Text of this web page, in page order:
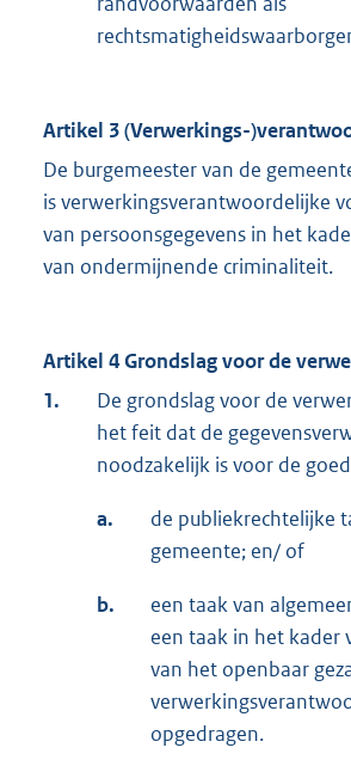
Artikel 3 (Verwerkings-
De burgemeester van de
is verwerkingsverantwoordelijke
van persoonsgegevens in het
van ondermijnende criminaliteit.
Artikel 4 Grondslag voor de
1.
De grondslag voor de
het feit dat de
noodzakelijk is voor de
a.
de publiekrechtelijke
gemeente; en/ of
b.
een taak van
een taak in het kader
van het openbaar
opgedragen.